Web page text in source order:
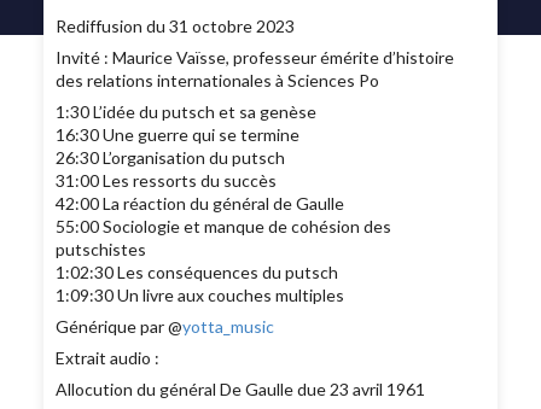
Rediffusion du 31 octobre 2023
Invité : Maurice Vaïsse, professeur émérite d’histoire
des relations internationales à Sciences Po
1:30 L’idée du putsch et sa genèse
16:30 Une guerre qui se termine
26:30 L’organisation du putsch
31:00 Les ressorts du succès
42:00 La réaction du général de Gaulle
55:00 Sociologie et manque de cohésion des
putschistes
1:02:30 Les conséquences du putsch
1:09:30 Un livre aux couches multiples
Générique par @yotta_music
Extrait audio :
Allocution du général De Gaulle due 23 avril 1961